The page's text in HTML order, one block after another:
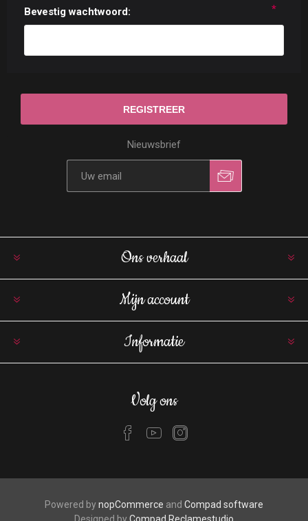
Bevestig wachtwoord: *
Nieuwsbrief
Ons verhaal
Mijn account
Informatie
Volg ons
Powered bynopCommerce and Compad software